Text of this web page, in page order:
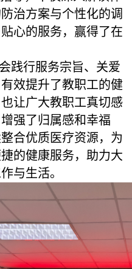
治方案与个性化的调
心的服务，赢得了在
践行服务宗旨、关爱
效提升了教职工的健
让广大教职工真切感
强了归属感和幸福
合优质 医疗资源，为
的健康服务，助力大
与生活。